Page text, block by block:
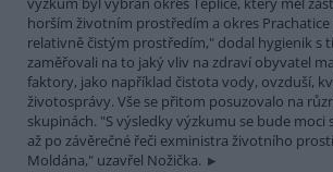
horším životním prostředím a okres Prachatice
relativně čistým prostředím," dodal hygienik s
zaměřovali na to jaký vliv na zdraví obyvatel
faktory, jako například čistota vody, ovzduší,
životosprávy. Vše se přitom posuzovalo na
skupinách. "S výsledky výzkumu se bude moci
až po závěrečné řeči exministra životního
Moldána," uzavřel Nožička.